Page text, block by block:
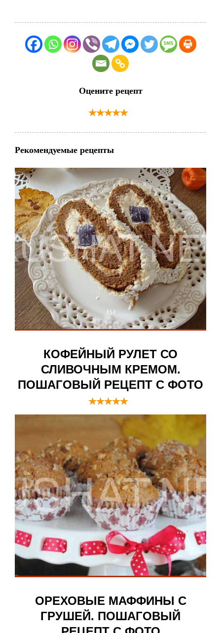
Оцените рецепт
Рекомендуемые рецепты
КОФЕЙНЫЙ РУЛЕТ СО
СЛИВОЧНЫМ КРЕМОМ.
ПОШАГОВЫЙ РЕЦЕПТ С ФОТО
ОРЕХОВЫЕ МАФФИНЫ С
ГРУШЕЙ. ПОШАГОВЫЙ